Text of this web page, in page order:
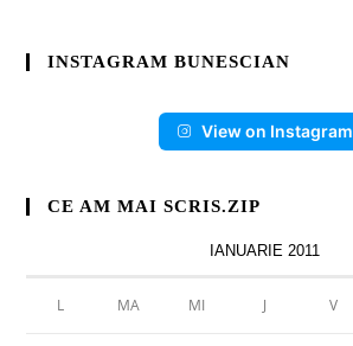
INSTAGRAM BUNESCIAN
View on Instagram
CE AM MAI SCRIS.ZIP
IANUARIE 2011
L MA MI J V